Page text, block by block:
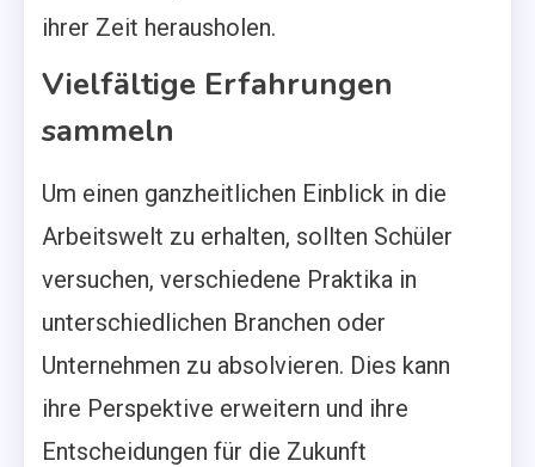
ihrer Zeit herausholen.
Vielfältige Erfahrungen
sammeln
Um einen ganzheitlichen Einblick in die
Arbeitswelt zu erhalten, sollten Schüler
versuchen, verschiedene Praktika in
unterschiedlichen Branchen oder
Unternehmen zu absolvieren. Dies kann
ihre Perspektive erweitern und ihre
Entscheidungen für die Zukunft